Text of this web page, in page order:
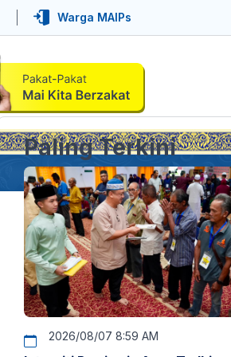
Warga MAIPs
Paling Terkini
2026/08/07 8:59 AM